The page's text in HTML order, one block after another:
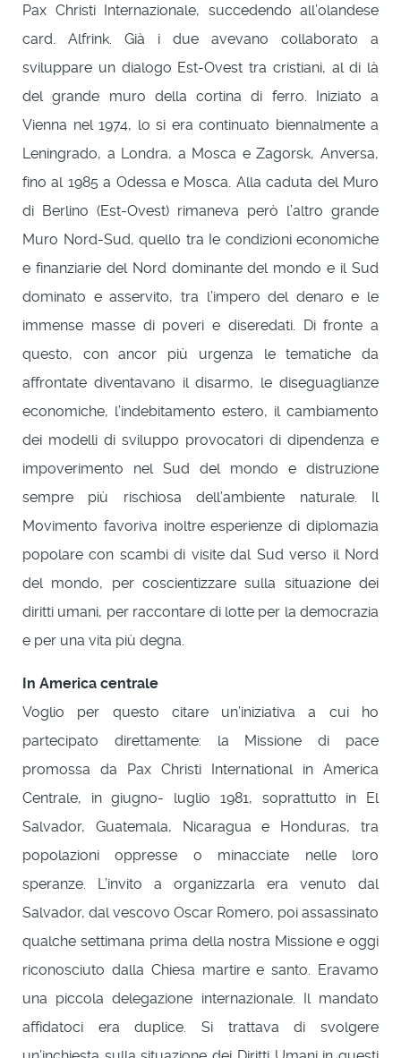
Pax Christi Internazionale, succedendo all’olandese
card. Alfrink. Già i due avevano collaborato a
sviluppare un dialogo Est-Ovest tra cristiani, al di là
del grande muro della cortina di ferro. Iniziato a
Vienna nel 1974, lo si era continuato biennalmente a
Leningrado, a Londra, a Mosca e Zagorsk, Anversa,
fino al 1985 a Odessa e Mosca. Alla caduta del Muro
di Berlino (Est-Ovest) rimaneva però l’altro grande
Muro Nord-Sud, quello tra Ie condizioni economiche
e finanziarie del Nord dominante del mondo e il Sud
dominato e asservito, tra l’impero del denaro e le
immense masse di poveri e diseredati. Di fronte a
questo, con ancor più urgenza le tematiche da
affrontate diventavano il disarmo, le diseguaglianze
economiche, l’indebitamento estero, il cambiamento
dei modelli di sviluppo provocatori di dipendenza e
impoverimento nel Sud del mondo e distruzione
sempre più rischiosa dell’ambiente naturale. Il
Movimento favoriva inoltre esperienze di diplomazia
popolare con scambi di visite dal Sud verso il Nord
del mondo, per coscientizzare sulla situazione dei
diritti umani, per raccontare di lotte per la democrazia
e per una vita più degna.
In America centrale
Voglio per questo citare un’iniziativa a cui ho
partecipato direttamente: la Missione di pace
promossa da Pax Christi International in America
Centrale, in giugno- luglio 1981, soprattutto in El
Salvador, Guatemala, Nicaragua e Honduras, tra
popolazioni oppresse o minacciate nelle loro
speranze. L’invito a organizzarla era venuto dal
Salvador, dal vescovo Oscar Romero, poi assassinato
qualche settimana prima della nostra Missione e oggi
riconosciuto dalla Chiesa martire e santo. Eravamo
una piccola delegazione internazionale. Il mandato
affidatoci era duplice. Si trattava di svolgere